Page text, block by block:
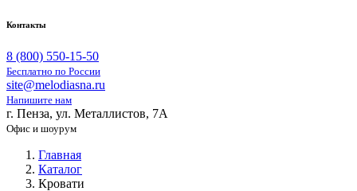
Контакты
8 (800) 550-15-50
Бесплатно по России
site@melodiasna.ru
Напишите нам
г. Пенза, ул. Металлистов, 7А
Офис и шоурум
Главная
Каталог
Кровати